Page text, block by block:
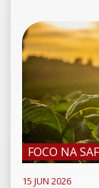
FOCO NA
15 JUN 2026